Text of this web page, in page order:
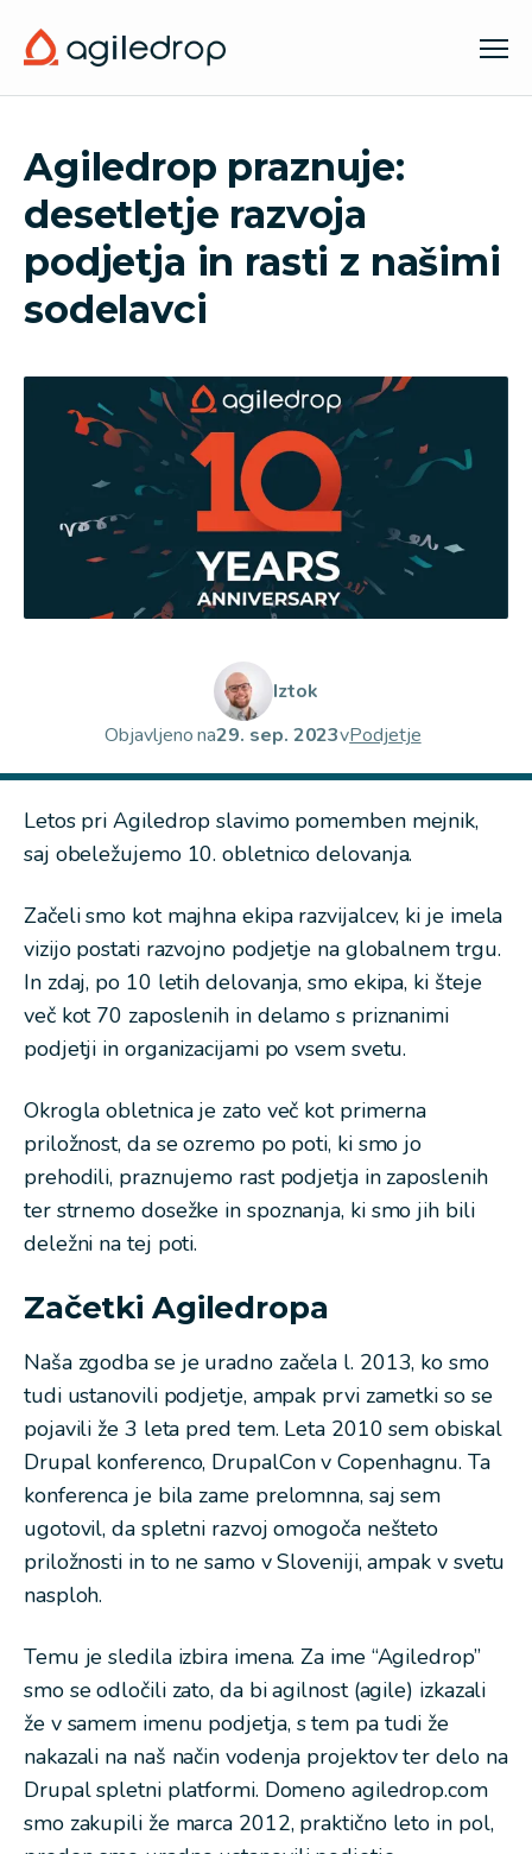
Agiledrop praznuje:
desetletje razvoja
podjetja in rasti z našimi
sodelavci
Iztok
Objavljeno na29. sep. 2023vPodjetje
Letos pri Agiledrop slavimo pomemben mejnik,
saj obeležujemo 10. obletnico delovanja.
Začeli smo kot majhna ekipa razvijalcev, ki je imela
vizijo postati razvojno podjetje na globalnem trgu.
In zdaj, po 10 letih delovanja, smo ekipa, ki šteje
več kot 70 zaposlenih in delamo s priznanimi
podjetji in organizacijami po vsem svetu.
Okrogla obletnica je zato več kot primerna
priložnost, da se ozremo po poti, ki smo jo
prehodili, praznujemo rast podjetja in zaposlenih
ter strnemo dosežke in spoznanja, ki smo jih bili
deležni na tej poti.
Začetki Agiledropa
Naša zgodba se je uradno začela l. 2013, ko smo
tudi ustanovili podjetje, ampak prvi zametki so se
pojavili že 3 leta pred tem. Leta 2010 sem obiskal
Drupal konferenco, DrupalCon v Copenhagnu. Ta
konferenca je bila zame prelomnna, saj sem
ugotovil, da spletni razvoj omogoča nešteto
priložnosti in to ne samo v Sloveniji, ampak v svetu
nasploh.
Temu je sledila izbira imena. Za ime “Agiledrop”
smo se odločili zato, da bi agilnost (agile) izkazali
že v samem imenu podjetja, s tem pa tudi že
nakazali na naš način vodenja projektov ter delo na
Drupal spletni platformi. Domeno agiledrop.com
smo zakupili že marca 2012, praktično leto in pol,